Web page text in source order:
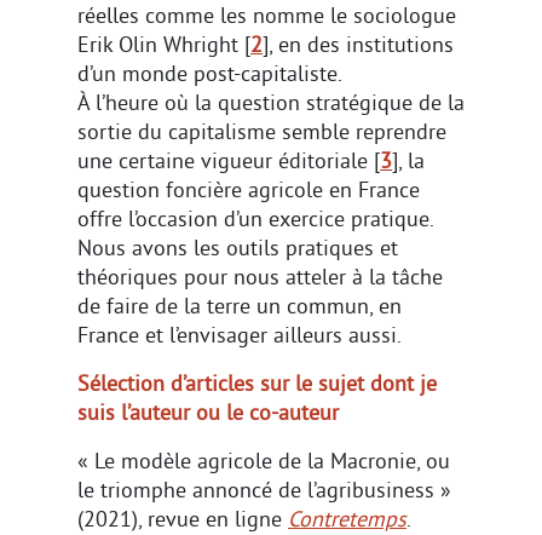
réelles comme les nomme le sociologue
Erik Olin Whright [2], en des institutions
d’un monde post-capitaliste.
À l’heure où la question stratégique de la
sortie du capitalisme semble reprendre
une certaine vigueur éditoriale [3], la
question foncière agricole en France
offre l’occasion d’un exercice pratique.
Nous avons les outils pratiques et
théoriques pour nous atteler à la tâche
de faire de la terre un commun, en
France et l’envisager ailleurs aussi.
Sélection d’articles sur le sujet dont je
suis l’auteur ou le co-auteur
« Le modèle agricole de la Macronie, ou
le triomphe annoncé de l’agribusiness »
(2021), revue en ligne Contretemps.